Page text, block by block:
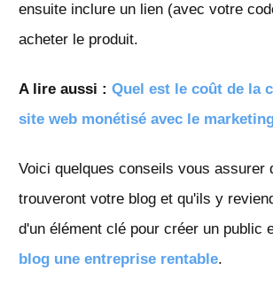
ensuite inclure un lien (avec votre
acheter le produit.
A lire aussi : Quel est le coût de la
site web monétisé avec le
Voici quelques conseils vous assurer
trouveront votre blog et qu'ils y
d'un élément clé pour créer un public
blog une entreprise rentable.